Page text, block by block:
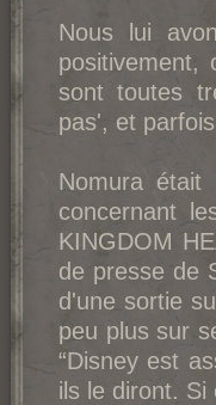
Nous lui
positivement,
sont toutes
pas', et
Nomura était
concernant
KINGDOM
de presse de
d'une sortie
peu plus sur
“Disney est
ils le diront. Si